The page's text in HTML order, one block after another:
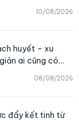
10/08/2026
08/08/2026
huyết – xu
ai cũng có
đẩy kết tinh từ